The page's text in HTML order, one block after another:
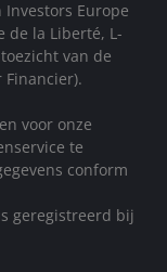
Europe
de la Liberté, L-
van de
Financier).
voor onze
te
conform
geregistreerd bij